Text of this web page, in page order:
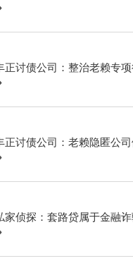
正讨债公司：整治老赖专项
正讨债公司：老赖隐匿公司
家侦探：套路贷属于金融诈